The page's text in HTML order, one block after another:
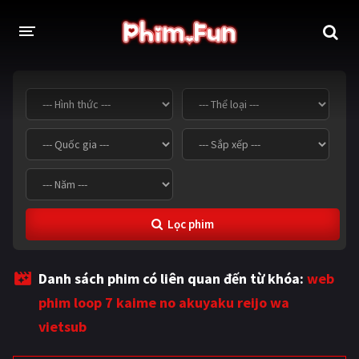
THỂ LOẠI
Thần thoại - Cổ trang Hành động
Tâm lý Chiến tranh
Võ thuật - Kiếm hiệp
Tội phạm - Hình sự
Viễn tưởng Khoa học - Tài liệu
Hoạt hình
Tình cảm - Lãng mạn Kỳ ảo
Lọc phim
Danh sách phim có liên quan đến từ khóa: web
phim loop 7 kaime no akuyaku reijo wa
vietsub